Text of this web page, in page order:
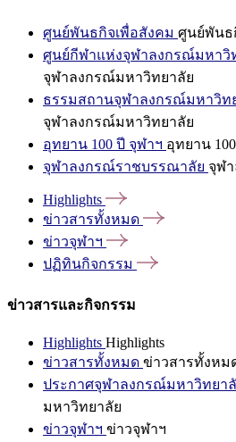
ศูนย์พันธกิจเพื่อสังคม ศูนย์พันธ
ศูนย์กีฬาแห่งจุฬาลงกรณ์มหาวิ
จุฬาลงกรณ์มหาวิทยาลัย
ธรรมสถานจุฬาลงกรณ์มหาวิท
จุฬาลงกรณ์มหาวิทยาลัย
อุทยาน 100 ปี จุฬาฯ อุทยาน
จุฬาลงกรณ์ราชบรรณาลัย จุฬ
Highlights
ข่าวสารทั้งหมด
ข่าวจุฬาฯ
ปฏิทินกิจกรรม
ข่าวสารและกิจกรรม
Highlights Highlights
ข่าวสารทั้งหมด ข่าวสารทั้งหม
ประกาศจุฬาลงกรณ์มหาวิทยา
มหาวิทยาลัย
ข่าวจุฬาฯ ข่าวจุฬาฯ